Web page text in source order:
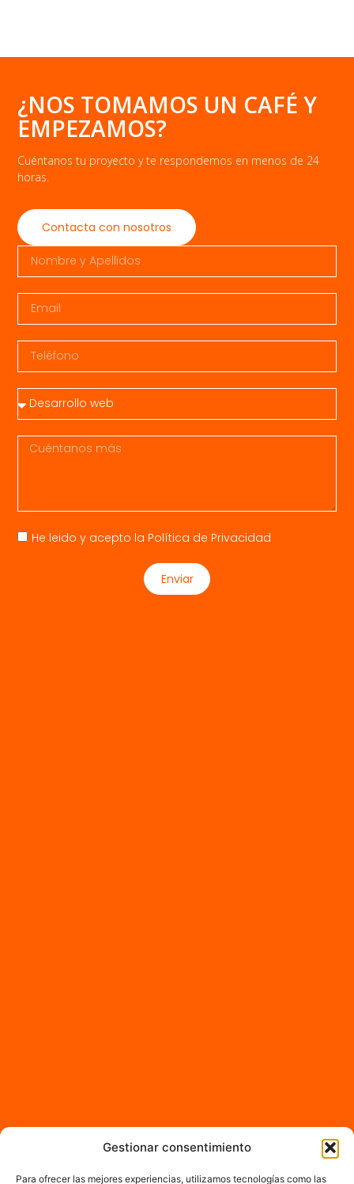
Gestionar consentimiento
Para ofrecer las mejores experiencias, utilizamos tecnologías como las
¿NOS TOMAMOS UN CAFÉ Y
EMPEZAMOS?
Cuéntanos tu proyecto y te respondemos en menos de 24
horas.
Contacta con nosotros
He leido y acepto la Política de Privacidad
Enviar